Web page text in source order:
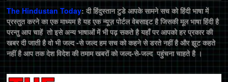
The Hindustan Today: दी हिंदुस्तान टुडे आपके सामने सच को हिंदी भाषा में
प्रस्तुत करने का एक माध्यम है यह एक न्यूज़ पोर्टल वेबसाइट है जिसकी मूल भाषा हिंदी है
परन्तु आप चाहें तो इसे अन्य भाषाओं में भी पढ़ सकते है यहाँ पर आपको हर प्रकार की
खबर दी जाती है वो भी जल्द -से जल्द हम सच को कहने से डरते नहीं है और झूट कहते
नहीं है आप तक देश विदेश की तमाम खबरों को जल्द-से-जल्द पहुंचना चाहते है ।